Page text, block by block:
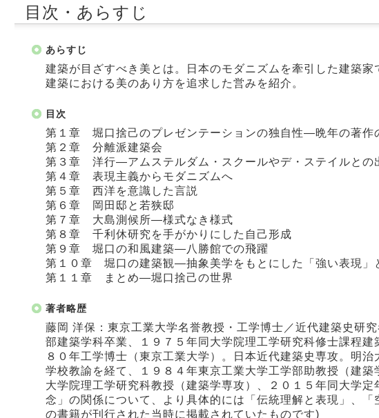
目次・あらすじ
あらすじ
建築が目ざすべき美とは。日本のモダニズムを牽引した建築
建築における美のあり方を追求した営みを紹介。
目次
第１章 堀口捨己のプレゼンテーションの独自性―晩年の著作
第２章 分離派建築会
第３章 洋行―アムステルダム・スクールやデ・ステイルとの
第４章 表現主義からモダニズムへ
第５章 西洋を意識した言説
第６章 岡田邸と若狭邸
第７章 大島測候所―様式なき様式
第８章 千利休研究を手がかりにした自己形成
第９章 堀口の和風建築―八勝館での飛躍
第１０章 堀口の建築観―抽象美学をもとにした「強い表現」
第１１章 まとめ―堀口捨己の世界
著者略歴
藤岡 洋保：東京工業大学名誉教授・工学博士／近代建築史研
部建築学科卒業、１９７５年同大学院理工学研究科修士課程
８０年工学博士（東京工業大学）。日本近代建築史専攻。明
学校教諭を経て、１９８４年東京工業大学工学部助教授（建
大学院理工学研究科教授（建築学専攻）、２０１５年同大学
念」の関係について、より具体的には「伝統理解と表現」、
の書籍が刊行された当時に掲載されていたものです)